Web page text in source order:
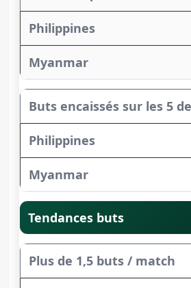
Buts encaissés sur les 5
Tendances buts
Plus de 1,5 buts / match